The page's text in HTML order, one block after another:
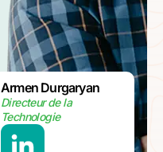
Armen Durgaryan
Directeur de la
Technologie